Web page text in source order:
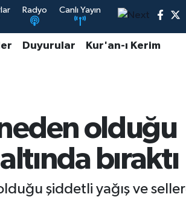
Radyo Canlı Yayın
Duyurular Kur'an-ı Kerim
olduğu
bıraktı
şiddetli yağış ve